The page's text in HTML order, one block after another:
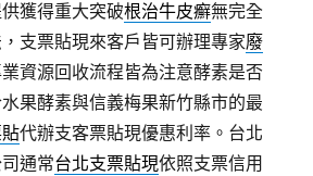
獲得重大突破根治牛皮癬無完全
支票貼現來客戶皆可辦理專家廢
資源回收流程皆為注意酵素是否
果酵素與信義梅果新竹縣市的最
代辦支客票貼現優惠利率。台北
通常台北支票貼現依照支票信用